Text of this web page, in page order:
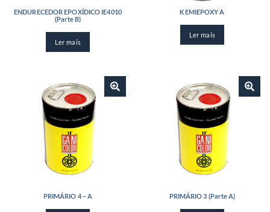
ENDURECEDOR EPOXÍDICO IE4010
(Parte B)
Ler mais
KEMIEPOXY A
Ler mais
PRIMÁRIO 4 – A PRIMÁRIO 3 (Parte A)